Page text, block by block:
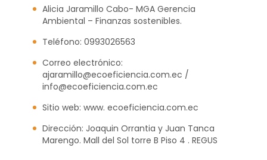
Alicia Jaramillo Cabo- MGA Gerencia
Ambiental – Finanzas sostenibles.
Teléfono: 0993026563
Correo electrónico:
ajaramillo@ecoeficiencia.com.ec /
info@ecoeficiencia.com.ec
Sitio web: www. ecoeficiencia.com.ec
Dirección: Joaquin Orrantia y Juan Tanca
Marengo. Mall del Sol torre B Piso 4 . REGUS